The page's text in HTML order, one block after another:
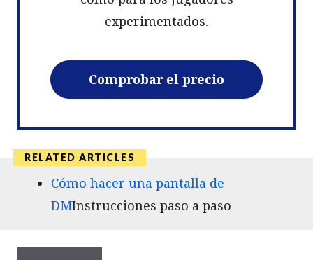
experimentados.
Comprobar el precio
Cómo hacer una pantalla de
DMInstrucciones paso a paso